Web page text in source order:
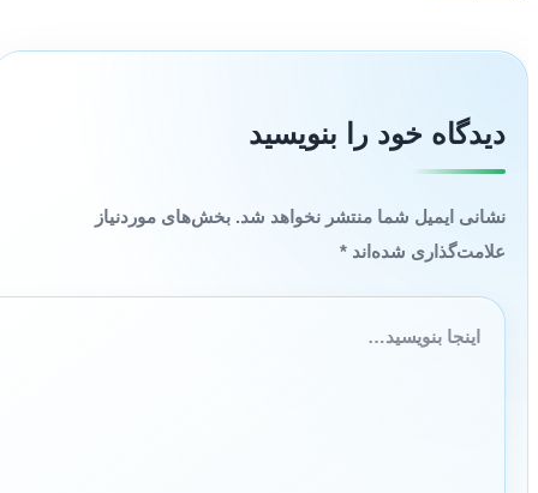
دیدگاه‌ خود را بنویسید
نشانی ایمیل شما منتشر نخواهد شد. بخش‌های موردنیاز
علامت‌گذاری شده‌اند*
اینجا
بنویسید…